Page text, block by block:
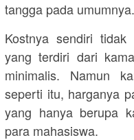
tangga pada umumnya.
Kostnya sendiri
yang terdiri dari
minimalis. Namun
seperti itu, harganya
yang hanya berupa
para mahasiswa.